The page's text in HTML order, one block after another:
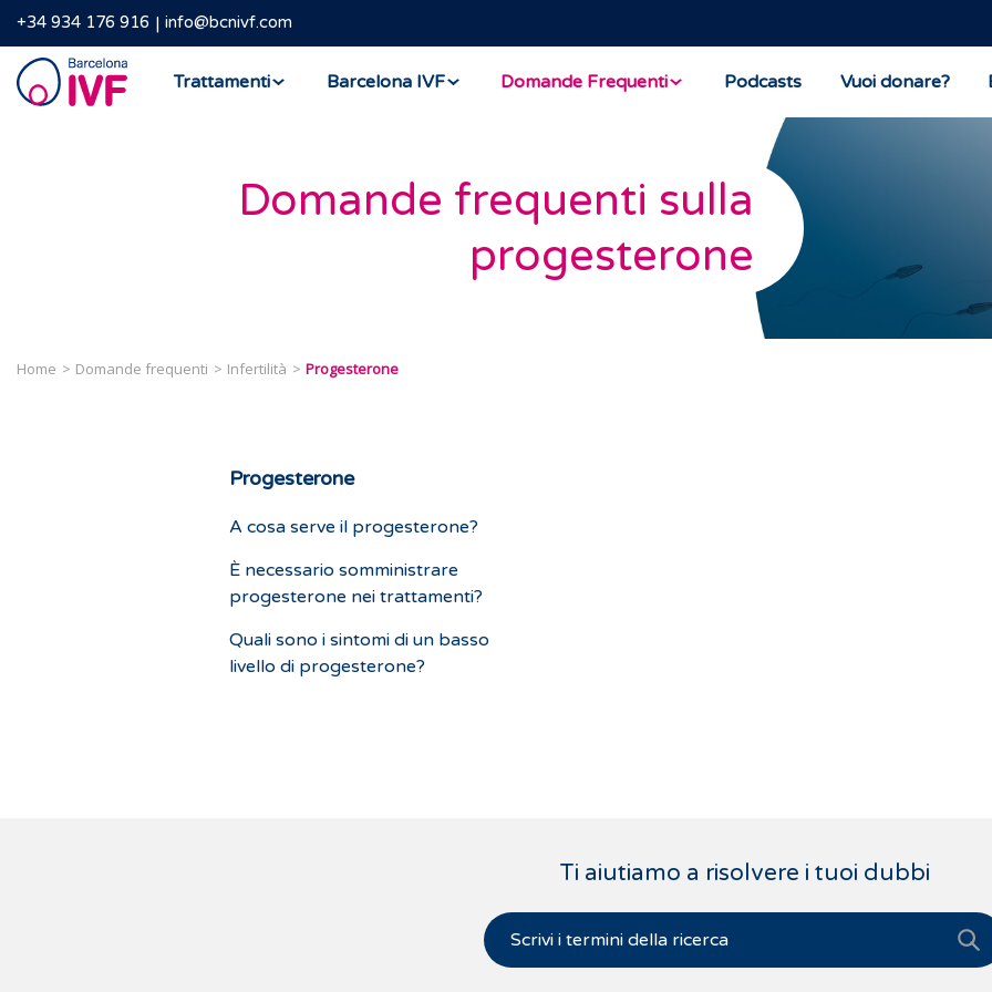
+34 934 176 916 info@bcnivf.com
Barcelona
IVF
Trattamenti Barcelona IVF Domande Frequenti Podcasts Vuoi donare?
Domande frequenti sulla
progesterone
Home Domande frequenti Infertilità Progesterone
Progesterone
A cosa serve il progesterone?
È necessario somministrare
progesterone nei trattamenti?
Quali sono i sintomi di un basso
livello di progesterone?
Ti aiutiamo a risolvere i tuoi dubbi